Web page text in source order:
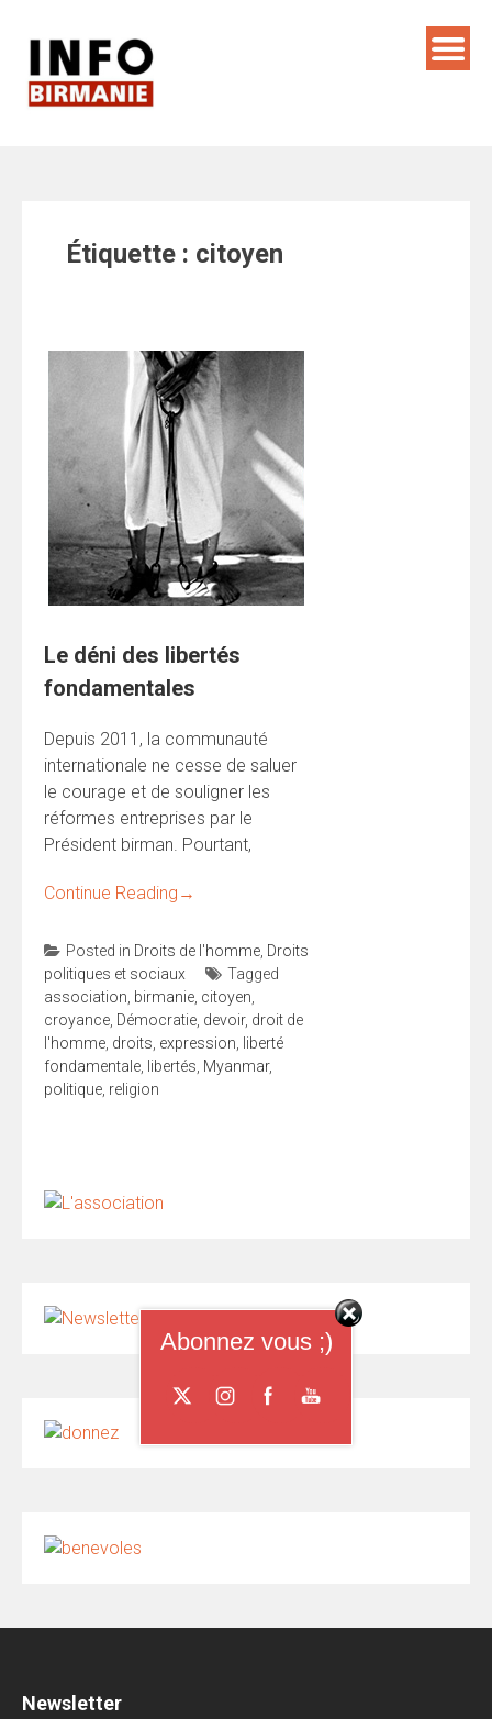
Étiquette : citoyen
Le déni des libertés
fondamentales
Depuis 2011, la communauté
internationale ne cesse de saluer
le courage et de souligner les
réformes entreprises par le
Président birman. Pourtant,
Continue Reading →
Posted in Droits de l'homme Droits
politiques et sociaux
Tagged
association birmanie citoyen
croyance Démocratie devoir, droit de
l'homme droits expression
liberté
fondamentale
libertés Myanmar,
politique religion
Newsletter
Abonnez vous ;)